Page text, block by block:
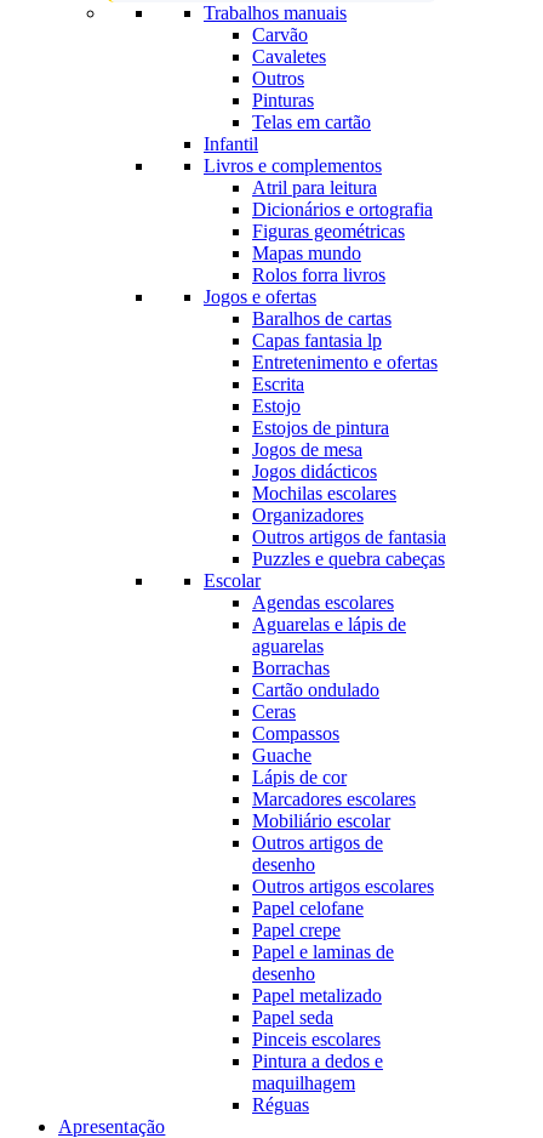
Trabalhos manuais
Carvão
Cavaletes
Outros
Pinturas
Telas em cartão
Infantil
Livros e complementos
Atril para leitura
Dicionários e ortografia
Figuras geométricas
Mapas mundo
Rolos forra livros
Jogos e ofertas
Baralhos de cartas
Capas fantasia lp
Entretenimento e ofertas
Escrita
Estojo
Estojos de pintura
Jogos de mesa
Jogos didácticos
Mochilas escolares
Organizadores
Outros artigos de fantasia
Puzzles e quebra cabeças
Escolar
Agendas escolares
Aguarelas e lápis de
aguarelas
Borrachas
Cartão ondulado
Ceras
Compassos
Guache
Lápis de cor
Marcadores escolares
Mobiliário escolar
Outros artigos de
desenho
Outros artigos escolares
Papel celofane
Papel crepe
Papel e laminas de
desenho
Papel metalizado
Papel seda
Pinceis escolares
Pintura a dedos e
maquilhagem
Réguas
Apresentação